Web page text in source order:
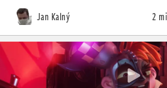
Jan Kalný 2